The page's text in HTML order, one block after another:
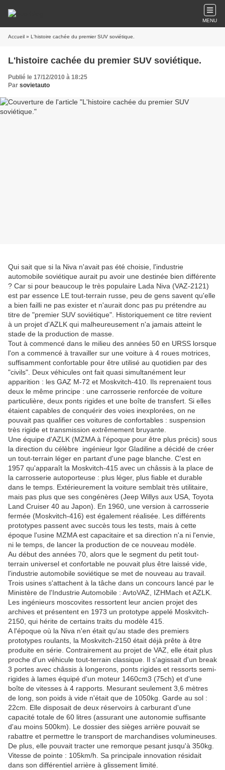
MENU
Accueil » L'histoire cachée du premier SUV soviétique.
L'histoire cachée du premier SUV soviétique.
Publié le 17/12/2010 à 18:25
Par sovietauto
Qui sait que si la Niva n'avait pas été choisie, l'industrie
automobile soviétique aurait pu avoir une destinée bien différente
? Car si pour beaucoup le très populaire Lada Niva (VAZ-2121)
est par essence LE tout-terrain russe, peu de gens savent qu'elle
a bien failli ne pas exister et n'aurait donc pas pu prétendre au
titre de "premier SUV soviétique". Historiquement ce titre revient
à un projet d'AZLK qui malheureusement n'a jamais atteint le
stade de la production de masse.
Tout à commencé dans le milieu des années 50 en URSS lorsque
l'on a commencé à travailler sur une voiture à 4 roues motrices,
suffisamment confortable pour être utilisé au quotidien par des
"civils". Deux véhicules ont fait quasi simultanément leur
apparition : les GAZ M-72 et Moskvitch-410. Ils reprenaient tous
deux le même principe : une carrosserie renforcée de voiture
particulière, deux ponts rigides et une boîte de transfert. Si elles
étaient capables de conquérir des voies inexplorées, on ne
pouvait pas qualifier ces voitures de confortables : suspension
très rigide et transmission extrêmement bruyante.
Une équipe d'AZLK (MZMA à l'époque pour être plus précis) sous
la direction du célèbre ingénieur Igor Gladiline a décidé de créer
un tout-terrain léger en partant d'une page blanche. C'est en
1957 qu'apparaît la Moskvitch-415 avec un châssis à la place de
la carrosserie autoporteuse : plus léger, plus fiable et durable
dans le temps. Extérieurement la voiture semblait très utilitaire,
mais pas plus que ses congénères (Jeep Willys aux USA, Toyota
Land Cruiser 40 au Japon). En 1960, une version à carrosserie
fermée (Moskvitch-416) est également réalisée. Les différents
prototypes passent avec succès tous les tests, mais à cette
époque l'usine MZMA est capacitaire et sa direction n'a ni l'envie,
ni le temps, de lancer la production de ce nouveau modèle.
Au début des années 70, alors que le segment du petit tout-
terrain universel et confortable ne pouvait plus être laissé vide,
l'industrie automobile soviétique se met de nouveau au travail.
Trois usines s'attachent à la tâche dans un concours lancé par le
Ministère de l'Industrie Automobile : AvtoVAZ, IZHMach et AZLK.
Les ingénieurs moscovites ressortent leur ancien projet des
archives et présentent en 1973 un prototype appelé Moskvitch-
2150, qui hérite de certains traits du modèle 415.
A l'époque où la Niva n'en était qu'au stade des premiers
prototypes roulants, la Moskvitch-2150 était déjà prête à être
produite en série. Contrairement au projet de VAZ, elle était plus
proche d'un véhicule tout-terrain classique. Il s'agissait d'un break
3 portes avec châssis à longerons, ponts rigides et ressorts semi-
rigides à lames équipé d'un moteur 1460cm3 (75ch) et d'une
boîte de vitesses à 4 rapports. Mesurant seulement 3,6 mètres
de long, son poids à vide n'était que de 1050kg. Garde au sol :
22cm. Elle disposait de deux réservoirs à carburant d'une
capacité totale de 60 litres (assurant une autonomie suffisante
d'au moins 500km). Le dossier des sièges arrière pouvait se
rabattre et permettre le transport de marchandises volumineuses.
De plus, elle pouvait tracter une remorque pesant jusqu'à 350kg.
Vitesse de pointe : 105km/h. Sa principale innovation résidait
dans son différentiel arrière à glissement limité.